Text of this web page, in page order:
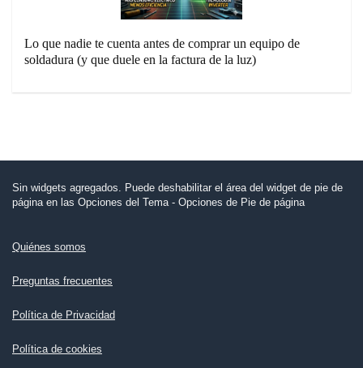
Lo que nadie te cuenta antes de comprar un equipo de
soldadura (y que duele en la factura de la luz)
Sin widgets agregados. Puede deshabilitar el área del widget de pie de
página en las Opciones del Tema - Opciones de Pie de página
Quiénes somos
Preguntas frecuentes
Política de Privacidad
Política de cookies